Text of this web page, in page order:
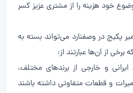
خود هزینه را از مشتری عزیز کسر
پکیج در وصفنارد می‌تواند بسته به
از آن‌ها عبارتند از:
و خارجی از برندهای مختلف،
و قطعات متفاوتی داشته باشند